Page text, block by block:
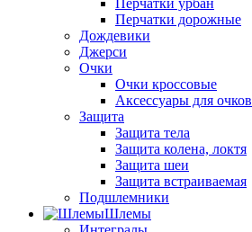
Перчатки дорожные
Дождевики
Джерси
Очки
Очки кроссовые
Аксессуары для очков
Защита
Защита тела
Защита колена, локтя
Защита шеи
Защита встраиваемая
Подшлемники
Шлемы